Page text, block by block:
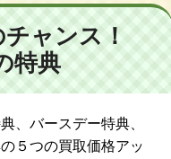
ャンス！
特典
、バースデー特典、
５つの買取価格アッ